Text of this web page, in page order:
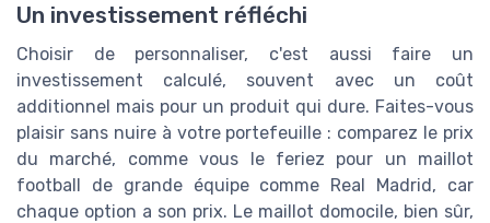
Un investissement réfléchi
Choisir de personnaliser, c'est aussi faire un
investissement calculé, souvent avec un coût
additionnel mais pour un produit qui dure. Faites-vous
plaisir sans nuire à votre portefeuille : comparez le prix
du marché, comme vous le feriez pour un maillot
football de grande équipe comme Real Madrid, car
chaque option a son prix. Le maillot domocile, bien sûr,